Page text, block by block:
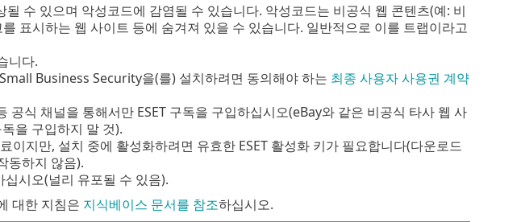
수 있으며 악성코드에 감염될 수 있습니다. 악성코드는 비공식 웹 콘텐츠(예: 비
표시하는 웹 사이트 등에 숨겨져 있을 수 있습니다. 일반적으로 이를 트랩이라고
니다.
Business Security을(를) 설치하려면 동의해야 하는 최종 사용자 사용권 계약
공식 채널을 통해서만 ESET 구독을 구입하십시오(eBay와 같은 비공식 타사 웹 사
을 구입하지 말 것).
이지만, 설치 중에 활성화하려면 유효한 ESET 활성화 키가 필요합니다(다운로드
동하지 않음).
시오(널리 유포될 수 있음).
대한 지침은 지식베이스 문서를 참조하십시오.